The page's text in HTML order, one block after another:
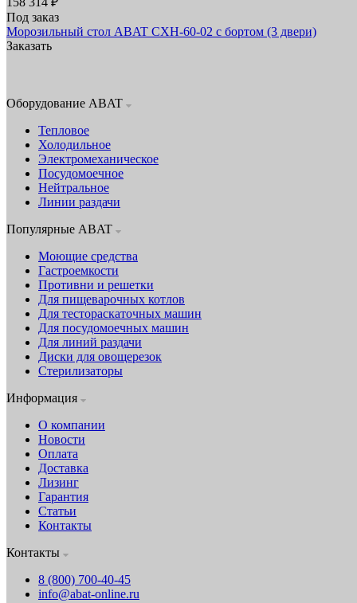
Под заказ
Морозильный стол ABAT СХН-60-02 с бортом (3 двери)
Заказать
Оборудование ABAT
Тепловое
Холодильное
Электромеханическое
Посудомоечное
Нейтральное
Линии раздачи
Популярные ABAT
Моющие средства
Гастроемкости
Противни и решетки
Для пищеварочных котлов
Для тестораскаточных машин
Для посудомоечных машин
Для линий раздачи
Диски для овощерезок
Стерилизаторы
Информация
О компании
Новости
Оплата
Доставка
Лизинг
Гарантия
Статьи
Контакты
Контакты
8 (800) 700-40-45
info@abat-online.ru